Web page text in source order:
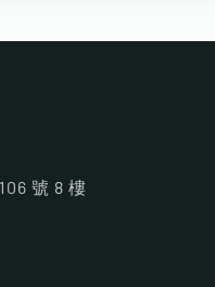
號 8 樓